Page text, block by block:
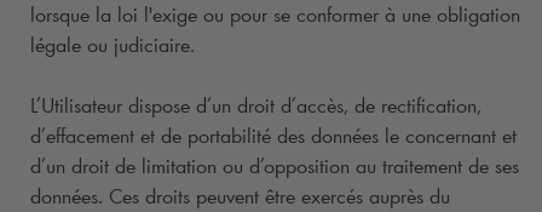
lorsque la loi l'exige ou pour se conformer à une obligation
légale ou judiciaire.
L’Utilisateur dispose d’un droit d’accès, de rectification,
d’effacement et de portabilité des données le concernant et
d’un droit de limitation ou d’opposition au traitement de ses
données. Ces droits peuvent être exercés auprès du